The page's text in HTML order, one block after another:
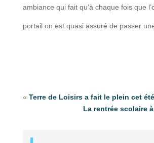
ambiance qui fait qu’à chaque fois que
portail on est quasi assuré de passer
« Terre de Loisirs a fait le plein cet été
La rentrée scolaire